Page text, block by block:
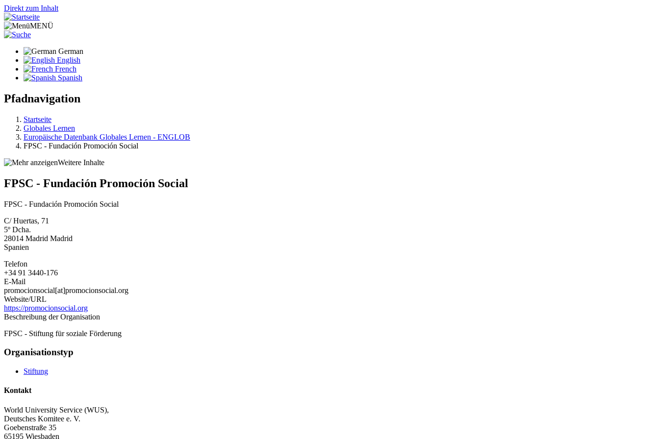
Direkt zum Inhalt
MENÜ
German
English
French
Spanish
Pfadnavigation
Startseite
Globales Lernen
Europäische Datenbank Globales Lernen - ENGLOB
FPSC - Fundación Promoción Social
Weitere Inhalte
FPSC - Fundación Promoción Social
FPSC - Fundación Promoción Social
C/ Huertas, 71
5º Dcha.
28014 Madrid Madrid
Spanien
Telefon
+34 91 3440-176
E-Mail
promocionsocial[at]promocionsocial.org
Website/URL
https://promocionsocial.org
Beschreibung der Organisation
FPSC - Stiftung für soziale Förderung
Organisationstyp
Stiftung
Kontakt
World University Service (WUS),
Deutsches Komitee e. V.
Goebenstraße 35
65195 Wiesbaden